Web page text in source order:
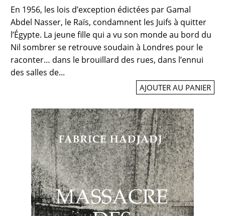
En 1956, les lois d’exception édictées par Gamal
Abdel Nasser, le Raïs, condamnent les Juifs à quitter
l’Égypte. La jeune fille qui a vu son monde au bord du
Nil sombrer se retrouve soudain à Londres pour le
raconter… dans le brouillard des rues, dans l’ennui
des salles de...
AJOUTER AU PANIER